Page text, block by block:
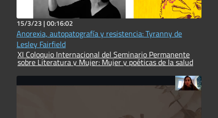
15/3/23 |00:16:02
Anorexia, autopatografía y resistencia: Tyranny de
Lesley Fairfield
XI Coloquio Internacional del Seminario Permanente
sobre Literatura y Mujer: Mujer y poéticas de la salud